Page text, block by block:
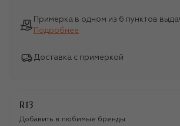
Примерка в одном из 6 пунктов
Подробнее
Доставка с примеркой
R13
Добавить в любимые бренды